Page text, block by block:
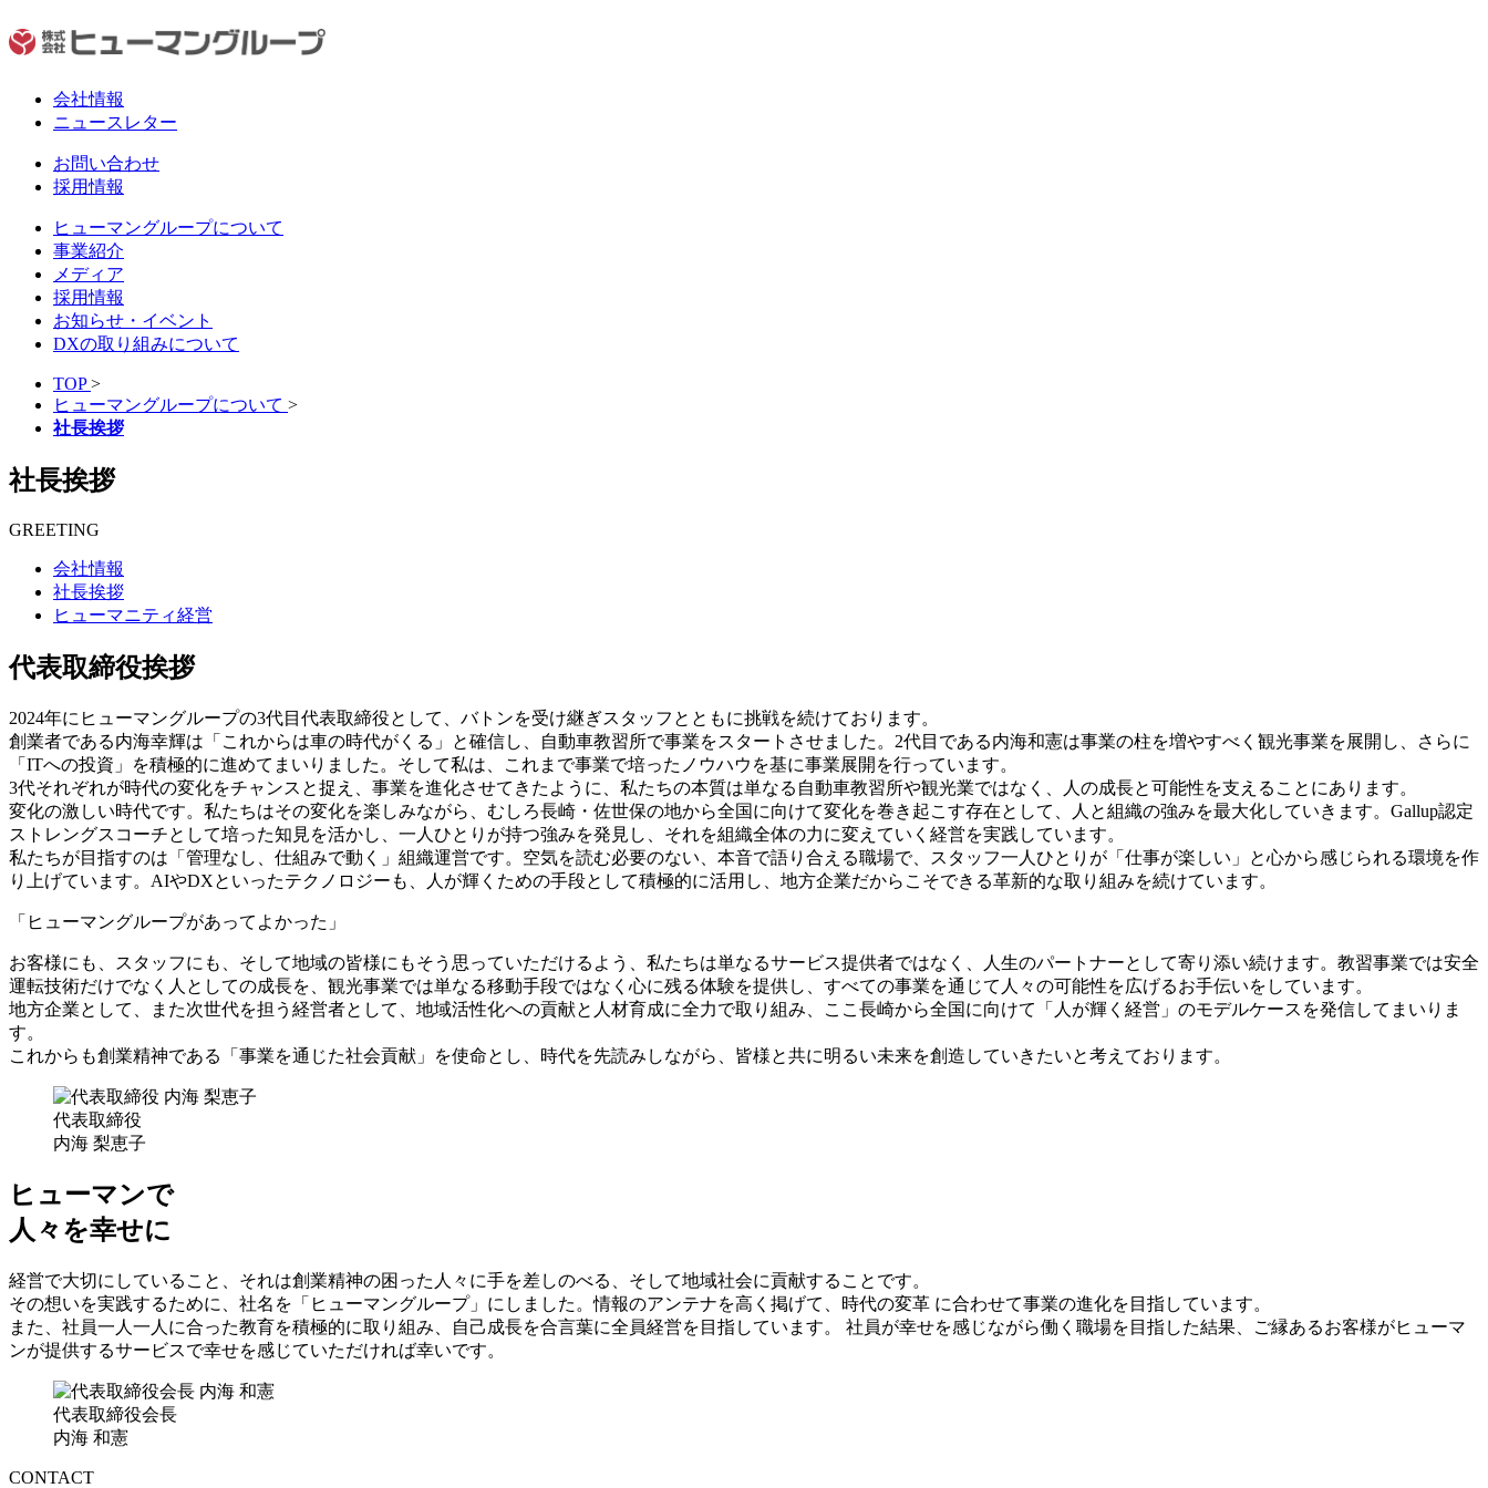
会社情報
ニュースレター
お問い合わせ
採用情報
ヒューマングループについて
事業紹介
メディア
採用情報
お知らせ・イベント
DXの取り組みについて
TOP >
ヒューマングループについて >
社長挨拶
社長挨拶
GREETING
会社情報
社長挨拶
ヒューマニティ経営
代表取締役挨拶
2024年にヒューマングループの3代目代表取締役として、バトンを受け継ぎスタッフとともに挑戦を続けております。
創業者である内海幸輝は「これからは車の時代がくる」と確信し、自動車教習所で事業をスタートさせました。2代目である内海和憲は事業の柱を増やすべく観光事業を展開し、さらに
「ITへの投資」を積極的に進めてまいりました。そして私は、これまで事業で培ったノウハウを基に事業展開を行っています。
3代それぞれが時代の変化をチャンスと捉え、事業を進化させてきたように、私たちの本質は単なる自動車教習所や観光業ではなく、
人の成長と可能性を支える ことにあります。
変化の激しい時代です。私たちはその変化を楽しみながら、むしろ長崎・佐世保の地から全国に向けて変化を巻き起こす存在として、人と組織の強みを最大化していきます。Gallup認定
ストレングスコーチとして培った知見を活かし、一人ひとりが持つ強みを発見し、それを組織全体の力に変えていく経営を実践しています。
私たちが目指すのは「管理なし、仕組みで動く」組織運営です。空気を読む必要のない、本音で語り合える職場で、スタッフ一人ひとりが「仕事が楽しい」と心から感じられる環境を作
り上げています。AIやDXといったテクノロジーも、人が輝くための手段として積極的に活用し、地方企業だからこそできる革新的な取り組みを続けています。
「ヒューマングループがあってよかった」
お客様にも、スタッフにも、そして地域の皆様にもそう思っていただけるよう、私たちは単なるサービス提供者ではなく、人生のパートナーとして寄り添い続けます。教習事業では安全
運転技術だけでなく人としての成長を、観光事業では単なる移動手段ではなく心に残る体験を提供し、すべての事業を通じて人々の可能性を広げるお手伝いをしています。
地方企業として、また次世代を担う経営者として、地域活性化への貢献と人材育成に全力で取り組み、ここ長崎から全国に向けて「人が輝く経営」のモデルケースを発信してまいりま
す。
これからも創業精神である「 事業を通じた社会貢献 」を使命とし、時代を先読みしながら、皆様と共に明るい未来を創造していきたいと考えております。
代表取締役
内海 梨恵子
ヒューマンで
人々を幸せに
経営で大切にしていること、それは創業精神の困った人々に手を差しのべる、そして地域社会に貢献することです。
その想いを実践するために、社名を「ヒューマングループ」にしました。情報のアンテナを高く掲げて、時代の変革 に合わせて事業の進化を目指しています。
また、社員一人一人に合った教育を積極的に取り組み、自己成長を合言葉に全員経営を目指しています。 社員が幸せを感じながら働く職場を目指した結果、ご縁あるお客様がヒューマ
ンが提供するサービスで幸せを感じていただければ幸いです。
代表取締役会長
内海 和憲
CONTACT